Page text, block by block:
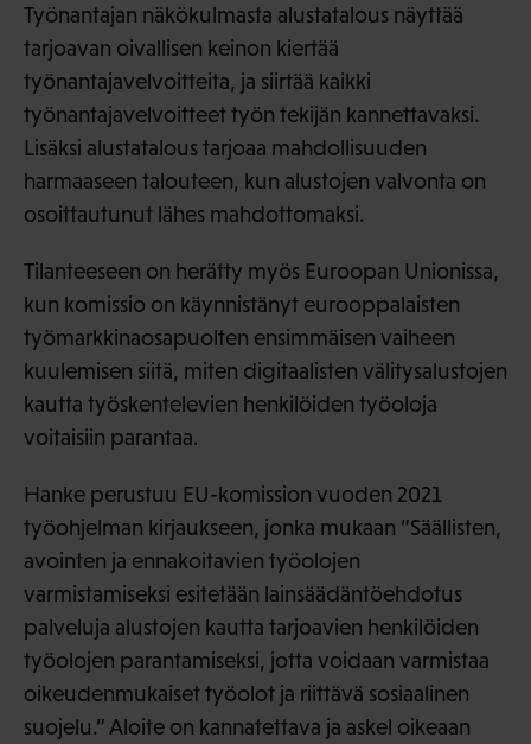
Työnantajan näkökulmasta alustatalous näyttää
tarjoavan oivallisen keinon kiertää
työnantajavelvoitteita, ja siirtää kaikki
työnantajavelvoitteet työn tekijän kannettavaksi.
Lisäksi alustatalous tarjoaa mahdollisuuden
harmaaseen talouteen, kun alustojen valvonta on
osoittautunut lähes mahdottomaksi.
Tilanteeseen on herätty myös Euroopan Unionissa,
kun komissio on käynnistänyt eurooppalaisten
työmarkkinaosapuolten ensimmäisen vaiheen
kuulemisen siitä, miten digitaalisten välitysalustojen
kautta työskentelevien henkilöiden työoloja
voitaisiin parantaa.
Hanke perustuu EU-komission vuoden 2021
työohjelman kirjaukseen, jonka mukaan ”Säällisten,
avointen ja ennakoitavien työolojen
varmistamiseksi esitetään lainsäädäntöehdotus
palveluja alustojen kautta tarjoavien henkilöiden
työolojen parantamiseksi, jotta voidaan varmistaa
oikeudenmukaiset työolot ja riittävä sosiaalinen
suojelu.” Aloite on kannatettava ja askel oikeaan